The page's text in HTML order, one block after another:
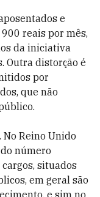
e
reais por mês,
da iniciativa
Outra distorção é
por
que não
No Reino Unido
número
situados
em geral são
e sim no